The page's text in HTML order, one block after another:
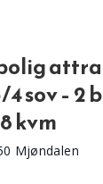
sov – 2
kvm
Mjøndalen